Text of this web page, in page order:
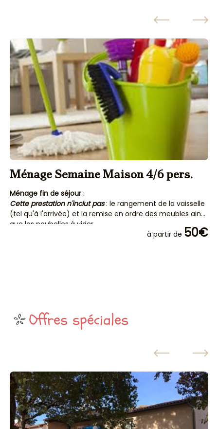
Ménage Semaine Maison 4/6 pers.
Ménage fin de séjour:
Cette prestation n'inclut pas: le rangement de la vaisselle
(tel qu'à l'arrivée) et la remise en ordre des meubles ainsi
que les poubelles à vider
à partir de 50€
Offres spéciales